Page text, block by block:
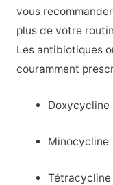
vous
plus de votre
Les antibiotiques
couramment
Doxycycline
Minocycline
Tétracycline